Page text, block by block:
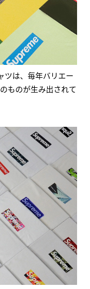
ツは、毎年バリエー
ものが生み出されて